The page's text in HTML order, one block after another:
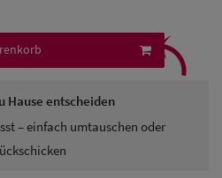
Hause entscheiden
– einfach umtauschen oder
⤹